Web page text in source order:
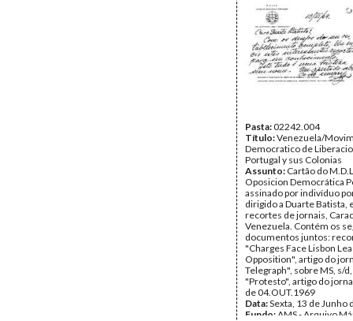
Pasta:02242.004
Título:Venezuela/
Democratico de
Portugal y sus Colonias
Assunto: Cartão do
Oposicion Democrática
assinado por indivíduo
dirigido a Duarte Batista,
recortes de jornais,
Venezuela. Contém os
documentos juntos:
"Charges Face Lisbon
Opposition", artigo do
Telegraph", sobre MS, s/
"Protesto", artigo do
de 04.OUT.1969
Data:Sexta, 13 de Junho
Fundo: AMS - Arquivo